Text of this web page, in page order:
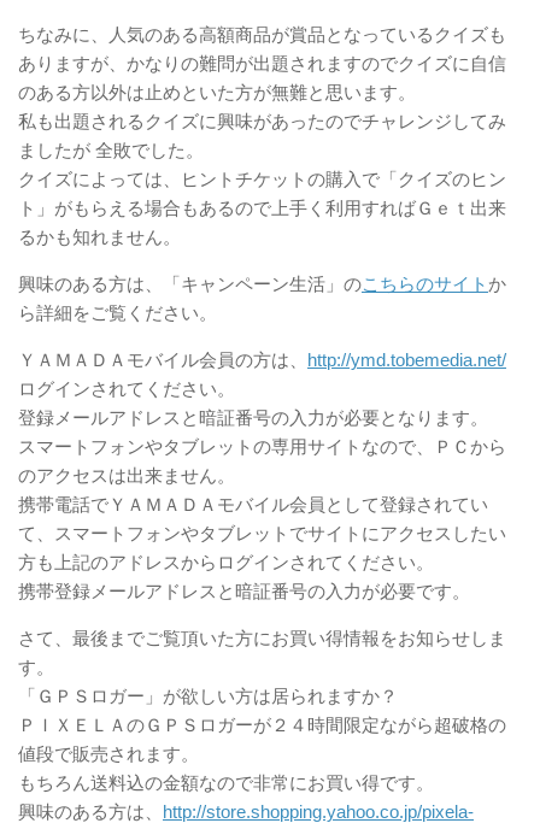
ちなみに、人気のある高額商品が賞品となっているクイズも
ありますが、かなりの難問が出題されますのでクイズに自信
のある方以外は止めといた方が無難と思います。
私も出題されるクイズに興味があったのでチャレンジしてみ
ましたが 全敗でした。
クイズによっては、ヒントチケットの購入で「クイズのヒン
ト」がもらえる場合もあるので上手く利用すればＧｅｔ出来
るかも知れません。
興味のある方は、「キャンペーン生活」のこちらのサイト か
ら詳細をご覧ください。
ＹＡＭＡＤＡモバイル会員の方は、 http://ymd.tobemedia.net/
ログインされてください。
登録メールアドレスと暗証番号の入力が必要となります。
スマートフォンやタブレットの専用サイトなので、ＰＣから
のアクセスは出来ません。
携帯電話でＹＡＭＡＤＡモバイル会員として登録されてい
て、スマートフォンやタブレットでサイトにアクセスしたい
方も上記のアドレスからログインされてください。
携帯登録メールアドレスと暗証番号の入力が必要です。
さて、最後までご覧頂いた方にお買い得情報をお知らせしま
す。
「ＧＰＳロガー」が欲しい方は居られますか？
ＰＩＸＥＬＡのＧＰＳロガーが２４時間限定ながら超破格の
値段で販売されます。
もちろん送料込の金額なので非常にお買い得です。
興味のある方は、 http://store.shopping.yahoo.co.jp/pixela-